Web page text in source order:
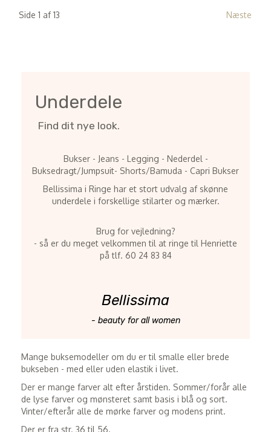
Side 1 af 13 Næste
Underdele
Find dit nye look.
Bukser - Jeans - Legging - Nederdel -
Buksedragt/Jumpsuit- Shorts/Bamuda - Capri Bukser
Bellissima i Ringe har et stort udvalg af skønne
underdele i forskellige stilarter og mærker.
Brug for vejledning?
- så er du meget velkommen til at ringe til Henriette
på tlf. 60 24 83 84
Bellissima
- beauty for all women
Mange buksemodeller om du er til smalle eller brede
bukseben - med eller uden elastik i livet.
Der er mange farver alt efter årstiden. Sommer/forår alle
de lyse farver og mønsteret samt basis i blå og sort.
Vinter/efterår alle de mørke farver og modens print.
Der er fra str. 36 til 56.